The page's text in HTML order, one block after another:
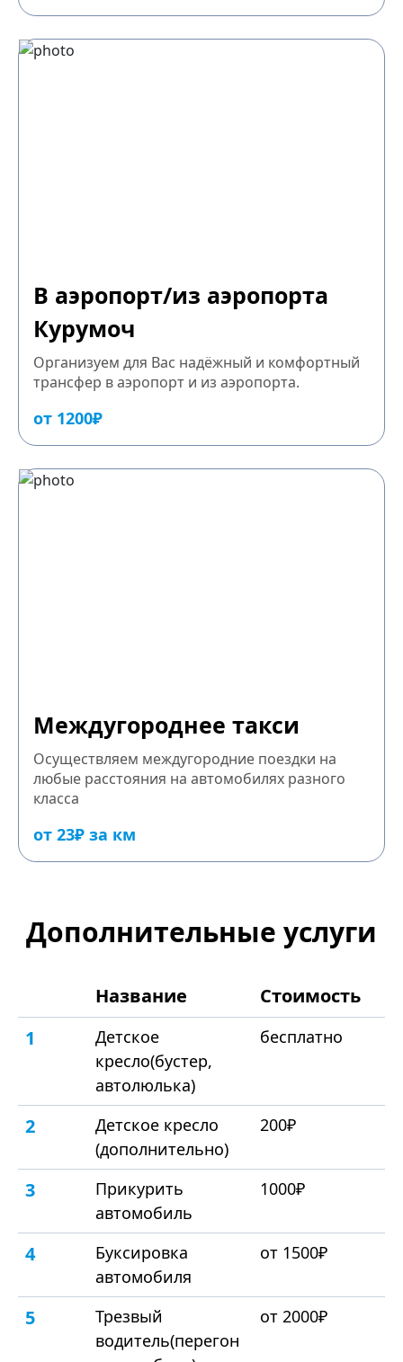
В аэропорт/из аэропорта
Курумоч
Организуем для Вас надёжный и комфортный
трансфер в аэропорт и из аэропорта.
от 1200₽
Междугороднее такси
Осуществляем междугородние поездки на
любые расстояния на автомобилях разного
класса
от 23₽ за км
Дополнительные услуги
Название
Стоимость
1
Детское
кресло(бустер,
автолюлька)
бесплатно
2
Детское кресло
(дополнительно)
200₽
3
Прикурить
автомобиль
1000₽
4
Буксировка
автомобиля
от 1500₽
5
Трезвый
водитель(перегон
от 2000₽